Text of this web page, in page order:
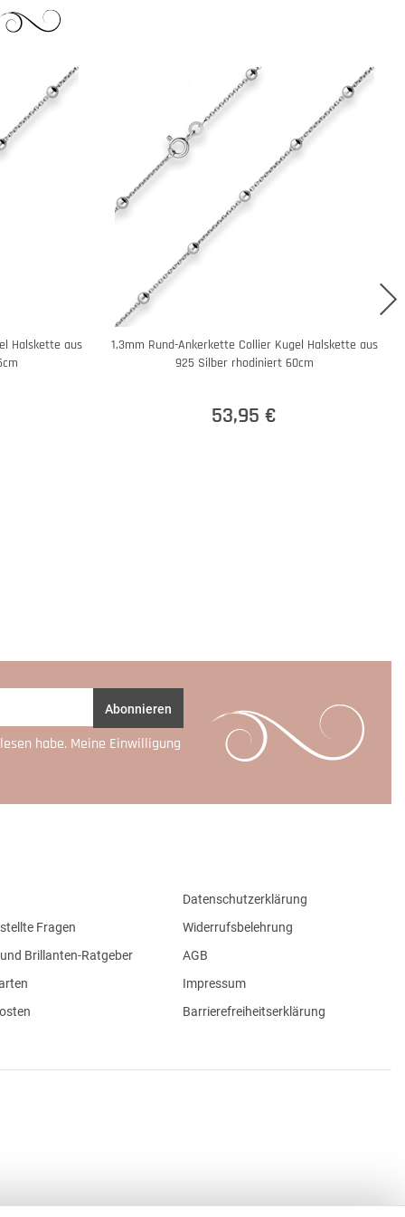
Halskette aus
1,3mm Rund-Ankerkette Collier Kugel Halskette aus
925 Silber rhodiniert 60cm
53,95 €
Abonnieren
habe. Meine Einwilligung
Fragen
Brillanten-Ratgeber
Datenschutzerklärung
Widerrufsbelehrung
AGB
Impressum
Barrierefreiheitserklärung